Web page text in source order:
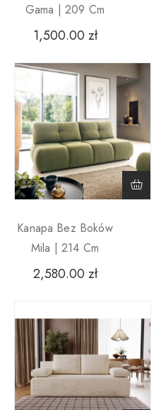
Gama | 209 Cm
1,500.00 zł
Kanapa Bez Boków
Mila | 214 Cm
2,580.00 zł